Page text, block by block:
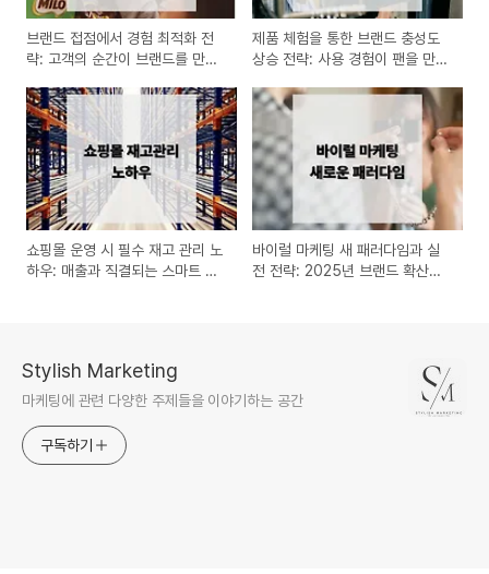
브랜드 접점에서 경험 최적화 전
략: 고객의 순간이 브랜드를 만든
제품 체험을 통한 브랜드 충성도
상승 전략: 사용 경험이 팬을 만든
쇼핑몰 운영 시 필수 재고 관리 노
하우: 매출과 직결되는 스마트 운
바이럴 마케팅 새 패러다임과 실
전 전략: 2025년 브랜드 확산의
Stylish Marketing
마케팅에 관련 다양한 주제들을 이야기하는 공간
구독하기